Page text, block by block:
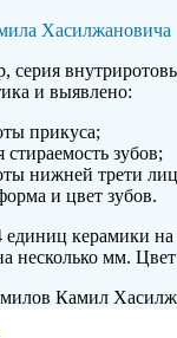
Хасилжановича
серия
и выявлено:
прикуса;
стираемость зубов;
нижней трети
и цвет зубов.
единиц керамики
несколько мм.
Камил